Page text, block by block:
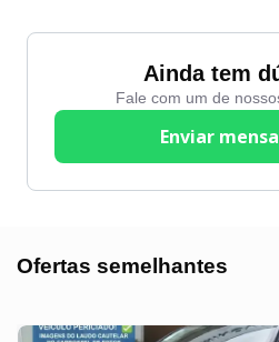
Entrada Auxiliar
Entrada USB
Espelhos Eletricos
Ainda tem
Fale com um de
Enviar
Ofertas semelhantes